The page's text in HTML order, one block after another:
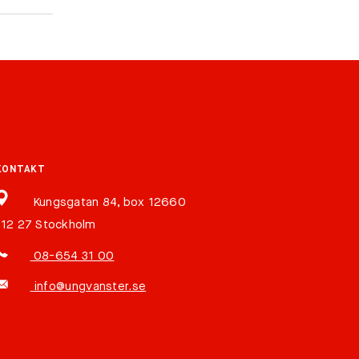
Kungsgatan 84, box 12660
27 Stockholm
08-654 31 00
info@ungvanster.se